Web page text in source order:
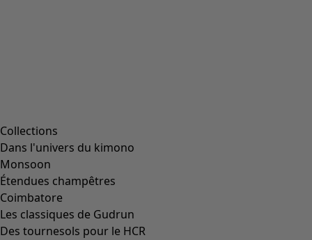
Collections
Dans l'univers du kimono
Monsoon
Étendues champêtres
Coimbatore
Les classiques de Gudrun
Des tournesols pour le HCR